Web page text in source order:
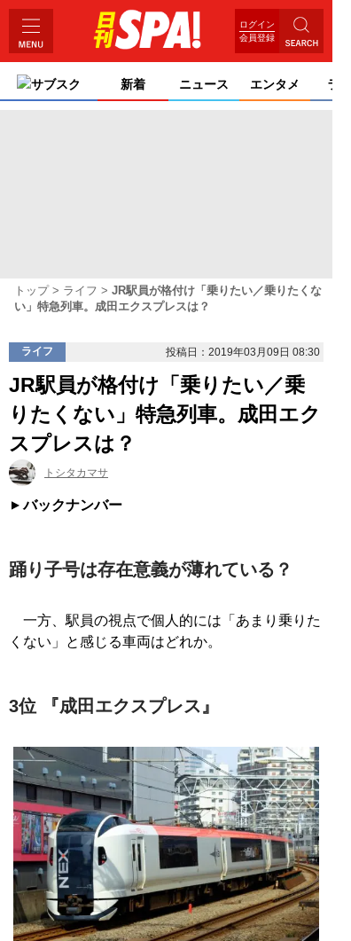
ログイン
会員登録
サブスク 新着 ニュース エンタメ ライ
トップ ライフ
JR駅員が格付け「乗りたい／乗りたくな
い」特急列車。成田エクスプレスは？
ライフ 投稿日：2019年03月09日 08:30
JR駅員が格付け「乗りたい／乗
りたくない」特急列車。成田エク
スプレスは？
トシタカマサ
バックナンバー
踊り子号は存在意義が薄れている？
一方、駅員の視点で個人的には「あまり乗りた
くない」と感じる車両はどれか。
3位 『成田エクスプレス』